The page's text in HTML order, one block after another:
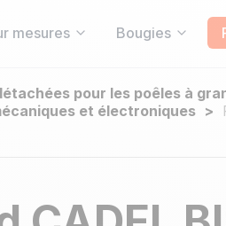
mesures Bougies
pour les poêles à
et électroniques